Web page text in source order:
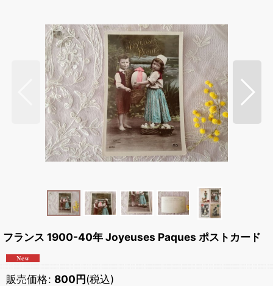
フランス 1900-40年 Joyeuses Paques ポストカード
販売価格: 800円(税込)